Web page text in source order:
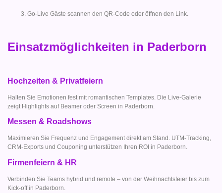
Go-Live Gäste scannen den QR-Code oder öffnen den Link.
Einsatzmöglichkeiten in Paderborn
Hochzeiten & Privatfeiern
Halten Sie Emotionen fest mit romantischen Templates. Die Live-Galerie
zeigt Highlights auf Beamer oder Screen in Paderborn.
Messen & Roadshows
Maximieren Sie Frequenz und Engagement direkt am Stand. UTM-Tracking,
CRM-Exports und Couponing unterstützen Ihren ROI in Paderborn.
Firmenfeiern & HR
Verbinden Sie Teams hybrid und remote – von der Weihnachtsfeier bis zum
Kick-off in Paderborn.